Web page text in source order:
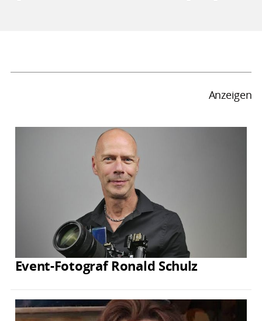
Anzeigen
Event-Fotograf Ronald Schulz